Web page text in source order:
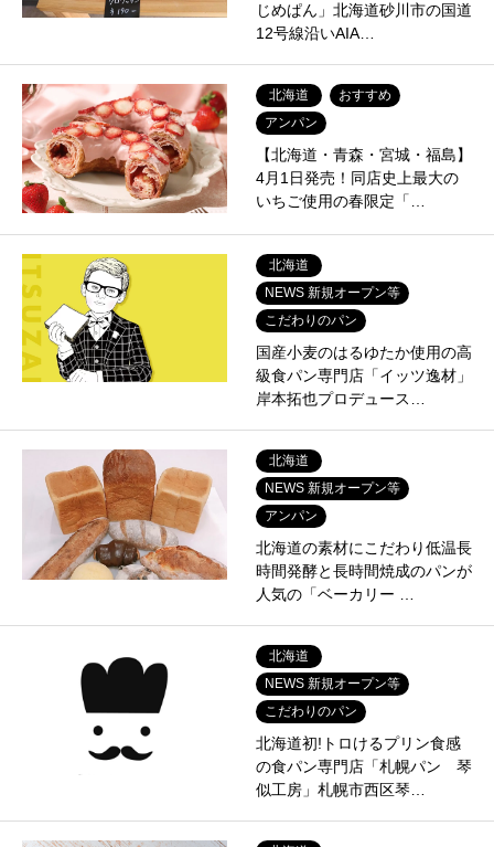
じめぱん」北海道砂川市の国道
12号線沿いAIA…
北海道
おすすめ
アンパン
【北海道・青森・宮城・福島】
4月1日発売！同店史上最大の
いちご使用の春限定「…
北海道
NEWS 新規オープン等
こだわりのパン
国産小麦のはるゆたか使用の高
級食パン専門店「イッツ逸材」
岸本拓也プロデュース…
北海道
NEWS 新規オープン等
アンパン
北海道の素材にこだわり低温長
時間発酵と長時間焼成のパンが
人気の「ベーカリー …
北海道
NEWS 新規オープン等
こだわりのパン
北海道初!トロけるプリン⾷感
の⾷パン専⾨店「札幌パン 琴
似工房」札幌市西区琴…